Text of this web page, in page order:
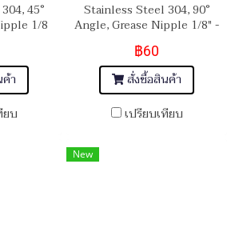
45°
1/8
า
ยบ
Stainless Steel 304, 90°
Angle, Grease Nipple 1/8" -
27 (NPT)
฿60
สั่งซื้อสินค้า
เปรียบเทียบ
New